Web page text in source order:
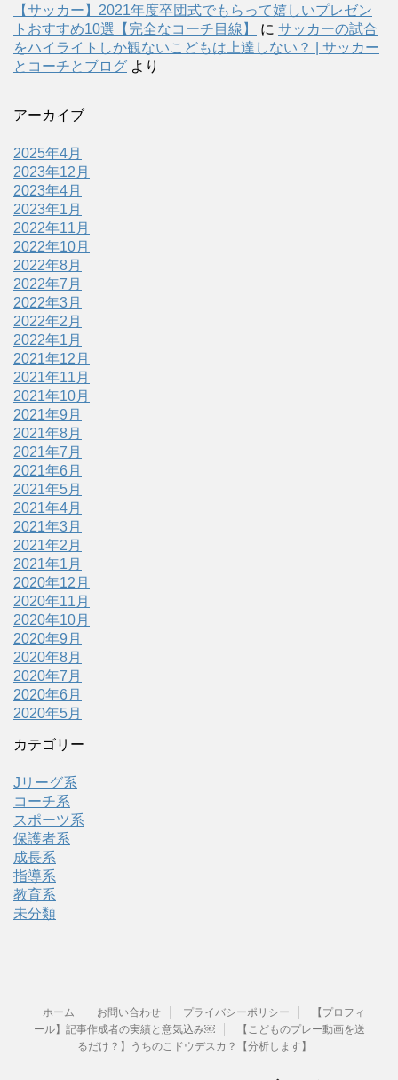
【サッカー】2021年度卒団式でもらって嬉しいプレゼン
トおすすめ10選【完全なコーチ目線】
に サッカーの試合
をハイライトしか観ないこどもは上達しない？ | サッカー
とコーチとブログ より
アーカイブ
2025年4月
2023年12月
2023年4月
2023年1月
2022年11月
2022年10月
2022年8月
2022年7月
2022年3月
2022年2月
2022年1月
2021年12月
2021年11月
2021年10月
2021年9月
2021年8月
2021年7月
2021年6月
2021年5月
2021年4月
2021年3月
2021年2月
2021年1月
2020年12月
2020年11月
2020年10月
2020年9月
2020年8月
2020年7月
2020年6月
2020年5月
カテゴリー
Jリーグ系
コーチ系
スポーツ系
保護者系
成長系
指導系
教育系
未分類
ホーム お問い合わせ プライバシーポリシー
【プロフィ
ール】記事作成者の実績と意気込み￼
【こどものプレー動画を送
るだけ？】うちのこドウデスカ？【分析します】